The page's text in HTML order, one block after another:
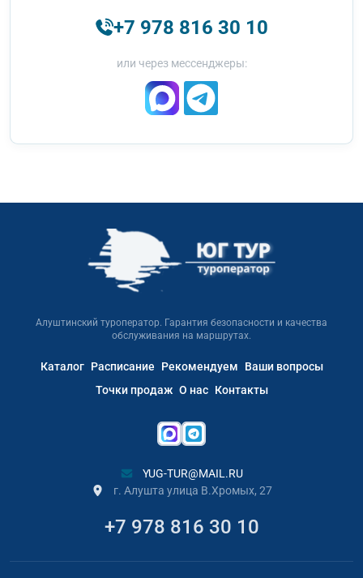
+7 978 816 30 10
или через мессенджеры:
Алуштинский туроператор. Гарантия безопасности и качества
обслуживания на маршрутах.
Каталог Расписание Рекомендуем
Ваши вопросы
Точки продаж О нас Контакты
YUG-TUR@MAIL.RU
г. Алушта улица В.Хромых, 27
+7 978 816 30 10